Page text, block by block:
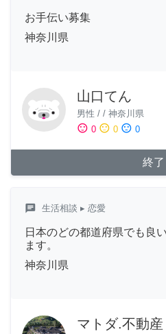
お手伝い募集
神奈川県
山口てん
男性 / / 神奈川県
sentiment_satisfied 0 sentiment_neutral 0 sentiment_dissatisfied 0
終了
chat 生活相談 ▸ 恋愛
日本のどの都道府県でも良
ます。
神奈川県
マトダ.不動